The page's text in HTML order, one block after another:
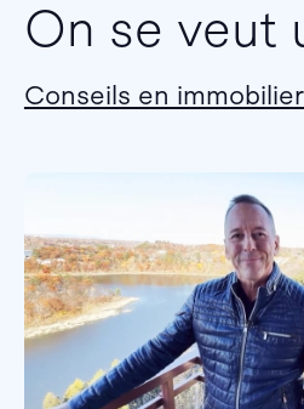
On se veut
Conseils en